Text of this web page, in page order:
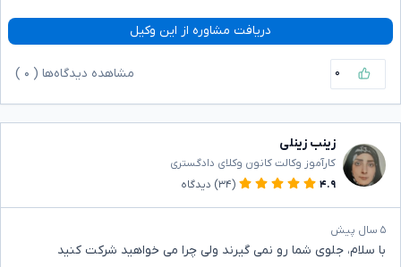
دریافت مشاوره از این وکیل
۰ مشاهده دیدگاه‌ها ( ۰
زینب زینلی
کارآموز وکالت کانون وکلای دادگستری
۴.۹
(۳۴) دیدگاه
۵ سال پیش
با سلام، جلوی شما رو نمی گیرند ولی چرا می خواهید شرکت کنید